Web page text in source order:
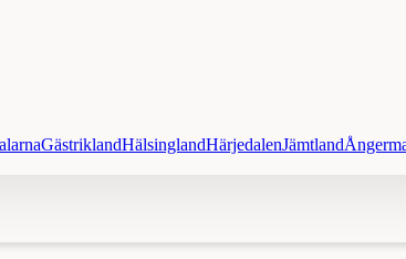
GästriklandHälsinglandHärjedalenJämtland